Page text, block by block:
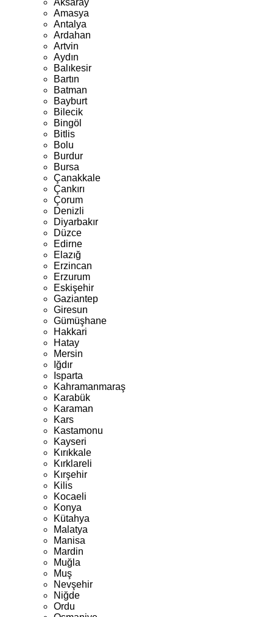
Aksaray
Amasya
Antalya
Ardahan
Artvin
Aydın
Balıkesir
Bartın
Batman
Bayburt
Bilecik
Bingöl
Bitlis
Bolu
Burdur
Bursa
Çanakkale
Çankırı
Çorum
Denizli
Diyarbakır
Düzce
Edirne
Elazığ
Erzincan
Erzurum
Eskişehir
Gaziantep
Giresun
Gümüşhane
Hakkari
Hatay
Mersin
Iğdır
Isparta
Kahramanmaraş
Karabük
Karaman
Kars
Kastamonu
Kayseri
Kırıkkale
Kırklareli
Kırşehir
Kilis
Kocaeli
Konya
Kütahya
Malatya
Manisa
Mardin
Muğla
Muş
Nevşehir
Niğde
Ordu